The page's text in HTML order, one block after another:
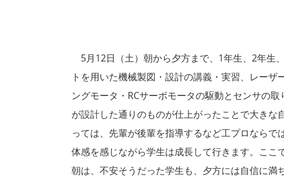
5月12日（土）朝から夕方まで、1年生、2年生
トを用いた機械製図・設計の講義・実習、レー
ングモータ・RCサーボモータの駆動とセンサの
が設計した通りのものが仕上がったことで大き
っては、先輩が後輩を指導するなど工プロなら
体感を感じながら学生は成長して行きます。ここ
朝は、不安そうだった学生も、夕方には自信に満